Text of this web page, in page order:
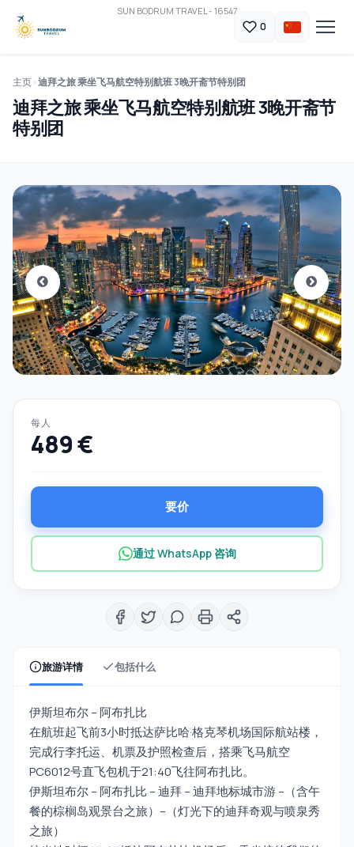
SUN BODRUM TRAVEL - 16547
0
主页 迪拜之旅 乘坐飞马航空特别航班 3晚开斋节特别团
迪拜之旅 乘坐飞马航空特别航班 3晚开斋节
特别团
旅游详情 包括什么
伊斯坦布尔 – 阿布扎比
在航班起飞前3小时抵达萨比哈·格克琴机场国际航站楼，
完成行李托运、机票及护照检查后，搭乘飞马航空
PC6012号直飞包机于21:40飞往阿布扎比。
伊斯坦布尔 – 阿布扎比 – 迪拜 – 迪拜地标城市游 –（含午
餐的棕榈岛观景台之旅）–（灯光下的迪拜奇观与喷泉秀
之旅）
每人
489 €
要价
通过 WhatsApp 咨询